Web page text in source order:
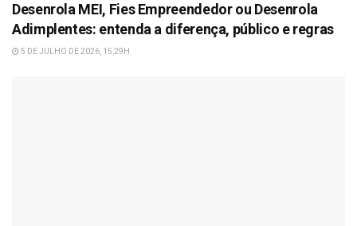
Desenrola MEI, Fies Empreendedor ou Desenrola
Adimplentes: entenda a diferença, público e regras
5 DE JULHO DE 2026, 15:29H